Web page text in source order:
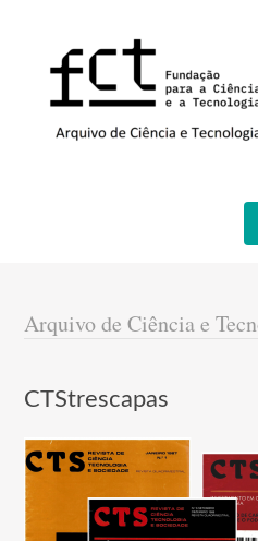
Arquivo de Ciência e
CTStrescapas